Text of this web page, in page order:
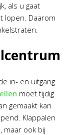
als u gaat
lopen. Daarom
in- en uitgang
moet tijdig
gemaakt kan
Klappalen
maar ook bij